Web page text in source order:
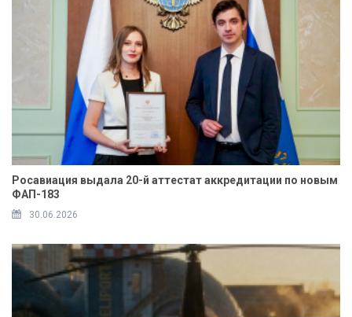
Росавиация выдала 20-й аттестат аккредитации по новым
ФАП-183
30.06.2026